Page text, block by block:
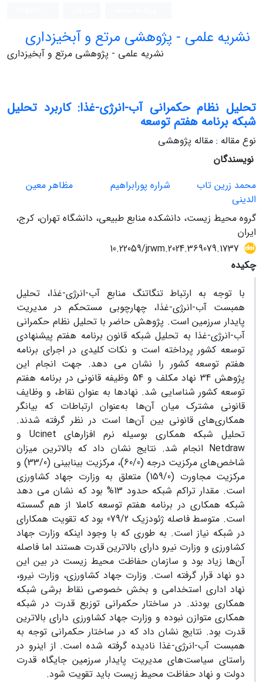
نشریه علمی - پژوهشی مرتع و آبخیزداری
نشریه علمی - پژوهشی مرتع و آبخیزداری
تحلیل نظام حکمرانی آب-انرژی-غذا: کاربرد تحلیل
شبکه برنامه هفتم توسعه
نوع مقاله : مقاله پژوهشی
نویسندگان
محمد زرین تاب
شراره پورابراهیم
مظاهر معین
الدینی
گروه محیط زیست، دانشکده منابع طبیعی، دانشگاه تهران، کرج،
ایران
10.22059/jrwm.2024.369079.1737
چکیده
با توجه به ارتباط تنگاتنگ منابع آب-انرژی-غذا، تحلیل
همبست آب-انرژی-غذا، چهارچوبی مستحکم در مدیریت
پایدار سرزمین است. پژوهش حاضر با تحلیل نظام حکمرانی
آب-انرژی-غذا به تحلیل شبکه قانون برنامه هفتم پیشنهادی
توسعه کشور پرداخته است و نکات کلیدی در اجرای برنامه
هفتم توسعه کشور را نشان می دهد. جهت انجام این
پژوهش 34 نهاد مکلف و 54 وظیفه قانونی در برنامه هفتم
توسعه کشور شناسایی شد. نهادها به عنوان نقاط، و وظایف
قانونی مشترک میان آن‌ها به‌عنوان ارتباطات که بیانگر
همکاری‌های قانونی بین آن‌ها است در نظر گرفته شدند.
تحلیل شبکه همکاری بوسیله نرم افزارهای Ucinet و
Netdraw انجام شد. نتایج نشان داد که بالاترین میزان
شاخص‌های مرکزیت درجه (60/0)، مرکزیت بینابینی (33/0) و
مرکزیت مجاورت (159/0) متعلق به وزارت جهاد کشاورزی
است. مقدار تراکم شبکه حدود 13% بود که نشان می دهد
شبکه همکاری در برنامه هفتم توسعه کاملا از هم گسسته
است. متوسط فاصله ژئودزیک 079/2 بود که تقویت همکارای
در شبکه نیاز است. به طوری که با وجود اینکه وزارت جهاد
کشاورزی و وزارت نیرو دارای بالاترین قدرت هستند اما فاصله
آن‌ها زیاد بود و سازمان حفاظت محیط زیست در بین این
دو نهاد قرار گرفته است. وزارت جهاد کشاورزی، وزارت نیرو،
نهاد اداری استخدامی و بخش خصوصی نقاط برشی شبکه
همکاری بودند. در ساختار حکمرانی توزیع قدرت در شبکه
همکاری متوازن نبوده و وزارت جهاد کشاورزی دارای بالاترین
قدرت بود. نتایج نشان داد که در ساختار حکمرانی توجه به
همبست آب-انرژی-غذا نادیده گرفته شده است. از اینرو در
راستای سیاست‌های مدیریت پایدار سرزمین جایگاه قدرت
دولت و نهاد حفاظت محیط زیست باید تقویت شود.